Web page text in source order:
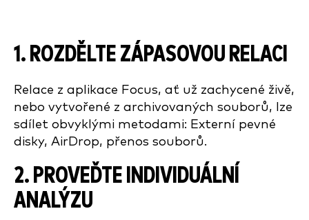
1. ROZDĚLTE ZÁPASOVOU RELACI
Relace z aplikace Focus, ať už zachycené živě,
nebo vytvořené z archivovaných souborů, lze
sdílet obvyklými metodami: Externí pevné
disky, AirDrop, přenos souborů.
2. PROVEĎTE INDIVIDUÁLNÍ
ANALÝZU